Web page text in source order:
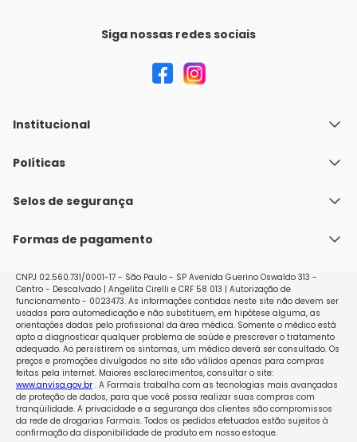
Siga nossas redes sociais
Institucional
Quem Somos
Nossas lojas
Políticas
Política de Envio
Políticas de Trocas e Devoluções
Selos de segurança
Formas de pagamento
CNPJ 02.560.731/0001-17 - São Paulo - SP Avenida Guerino Oswaldo 313 -
Centro - Descalvado | Angelita Cirelli e CRF 58 013 | Autorização de
funcionamento - 0023473. As informações contidas neste site não devem ser
usadas para automedicação e não substituem, em hipótese alguma, as
orientações dadas pelo profissional da área médica. Somente o médico está
apto a diagnosticar qualquer problema de saúde e prescrever o tratamento
adequado. Ao persistirem os sintomas, um médico deverá ser consultado. Os
preços e promoções divulgados no site são válidos apenas para compras
feitas pela internet. Maiores esclarecimentos, consultar o site:
www.anvisa.gov.br. A Farmais trabalha com as tecnologias mais avançadas
de proteção de dados, para que você possa realizar suas compras com
tranqüilidade. A privacidade e a segurança dos clientes são compromissos
da rede de drogarias Farmais. Todos os pedidos efetuados estão sujeitos à
confirmação da disponibilidade de produto em nosso estoque.